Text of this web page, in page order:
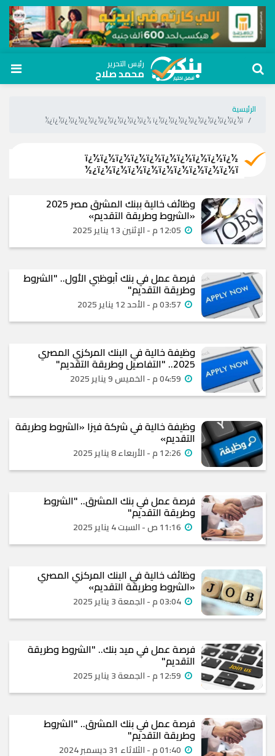
رئيس التحرير
محمد صلاح
الرئيسية
ï¿½ï¿½ï¿½ï¿½ï¿½ï¿½ï¿½ï¿½ï¿½ï¿½ ï¿½ï¿½ï¿½ï¿½ï¿½ï¿½ï¿½ï¿½ï¿½ï¿½
ï¿½ï¿½ï¿½ï¿½ï¿½ï¿½ï¿½ï¿½ï¿½ï¿½
ï¿½ï¿½ï¿½ï¿½ï¿½ï¿½ï¿½ï¿½ï¿½ï¿½
وظائف خالية ببنك المشرق مصر 2025
«الشروط وطريقة التقديم»
فرصة عمل في بنك أبوظبي الأول.. "الشروط
وطريقة التقديم"
وظيفة خالية في البنك المركزي المصري
2025.. "التفاصيل وطريقة التقديم"
وظيفة خالية في شركة فيزا «الشروط وطريقة
التقديم»
فرصة عمل في بنك المشرق.. "الشروط
وطريقة التقديم"
وظائف خالية في البنك المركزي المصري
«الشروط وطريقة التقديم»
فرصة عمل في ميد بنك.. "الشروط وطريقة
التقديم"
فرصة عمل في بنك المشرق.. "الشروط
وطريقة التقديم"